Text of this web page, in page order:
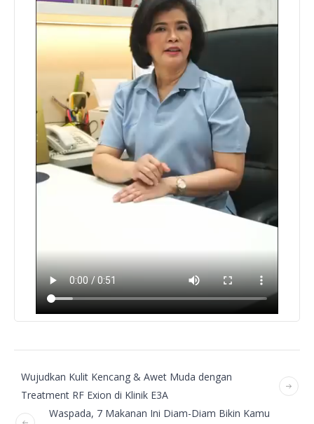
Wujudkan Kulit Kencang & Awet Muda dengan
Treatment RF Exion di Klinik E3A
Waspada, 7 Makanan Ini Diam-Diam Bikin Kamu